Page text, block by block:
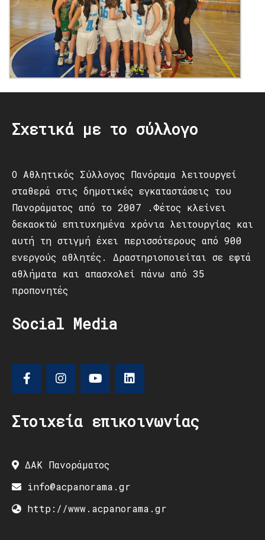
Σχετικά με το σύλλογο
Ο Αθλητικός Σύλλογος Πανόραμα λειτουργεί
σταθερά στις δημοτικές εγκαταστάσεις του
Πανοράματος από το 2007 .Φέτος κλείνει
δεκαοκτώ επιτυχημένα χρόνια λειτουργίας και
αυτή τη στιγμή έχει περισσότερους από 900
ενεργούς αθλητές. Δραστηριοποιείται σε εφτά
αθλήματα και απασχολεί πάνω από 35
προπονητές
Social Media
Στοιχεία επικοινωνίας
ΔΑΚ Πανοράματος
info@acpanorama.gr
http://www.acpanorama.gr